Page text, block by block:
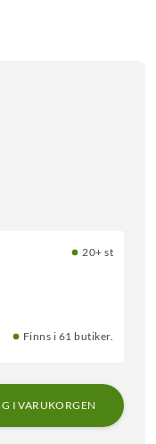
20+ st
Finns i 61 butiker.
I VARUKORGEN